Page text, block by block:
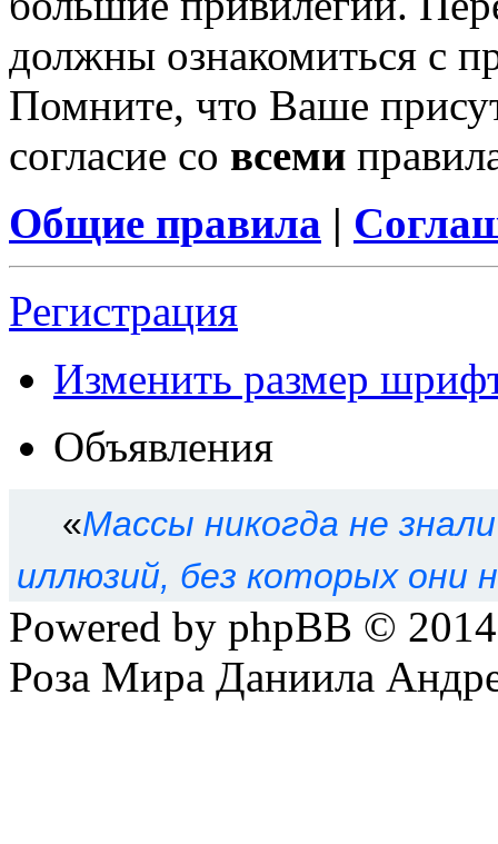
должны ознакомиться с
Помните, что Ваше
согласие со всеми
Общие правила |
Регистрация
Изменить размер
Объявления
«Массы никогда не
иллюзий, без которых они
Powered by phpBB ©
Роза Мира Даниила